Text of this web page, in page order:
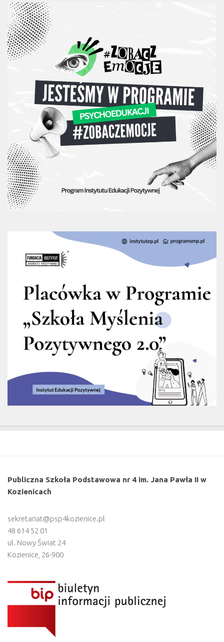
Publiczna Szkoła Podstawowa nr 4 im. Jana Pawła II w
Kozienicach
sekretariat@psp4kozienice.pl
48 614 52 01
ul. Nowy Świat 24
Kozienice, 26-900